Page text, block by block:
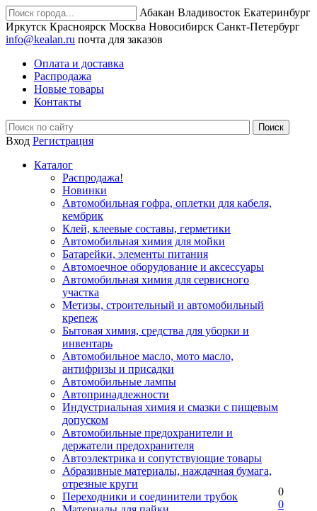
Абакан Владивосток Екатеринбург
Иркутск Красноярск Москва Новосибирск Санкт-Петербург
info@kealan.ru почта для заказов
Оплата и доставка
Распродажа
Новые товары
Контакты
Вход Регистрация
Каталог
Распродажа!
Новинки
Автомобильная гофра, оплетки для кабеля,
кембрик
Клей, клеевые составы, герметики
Автомобильная химия для мойки
Батарейки, элементы питания
Автомоечное оборудование и аксессуары
Автомобильная химия для сервисного
участка
Метизы, строительный и автомобильный
крепеж
Бытовая химия, средства для уборки и
инвентарь
Автомобильное масло, мото масло,
антифризы и присадки
Автомобильные лампы
Автопринадлежности
Индустриальная химия и смазки с пищевым
допуском
Автомобильные предохранители и
держатели предохранителя
Автоэлектрика и сопутствующие товары
Абразивные материалы, наждачная бумага,
отрезные круги
Переходники и соединители трубок
0
0